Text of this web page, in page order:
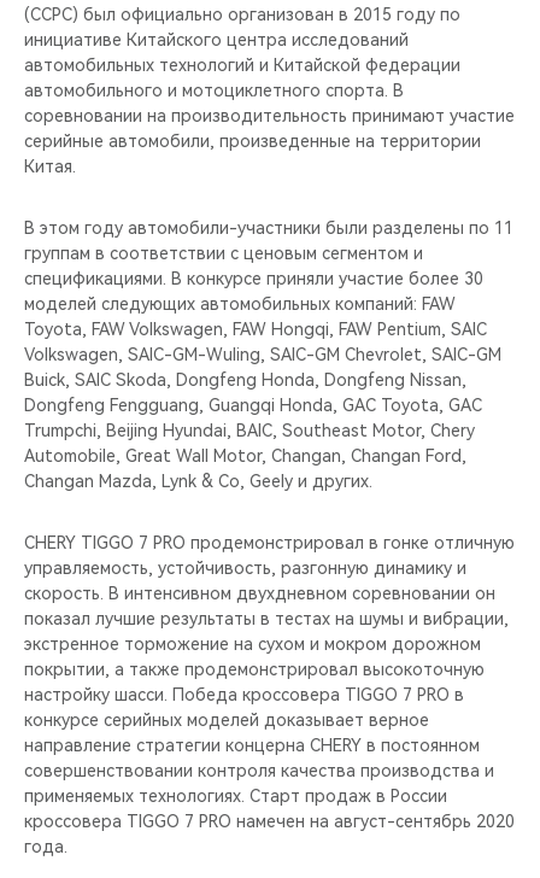
CHERY REMOTE
НАШИ МЕРОПРИЯТИЯ
ВИДЕООБЗОРЫ
CHERY ДЛЯ ДЕТЕЙ
(CCPC) был официально организован в 2015 году по
инициативе Китайского центра исследований
автомобильных технологий и Китайской федерации
автомобильного и мотоциклетного спорта. В
соревновании на производительность принимают участие
серийные автомобили, произведенные на территории
Китая.
В этом году автомобили-участники были разделены по 11
группам в соответствии с ценовым сегментом и
спецификациями. В конкурсе приняли участие более 30
моделей следующих автомобильных компаний: FAW
Toyota, FAW Volkswagen, FAW Hongqi, FAW Pentium, SAIC
Volkswagen, SAIC-GM-Wuling, SAIC-GM Chevrolet, SAIC-GM
Buick, SAIC Skoda, Dongfeng Honda, Dongfeng Nissan,
Dongfeng Fengguang, Guangqi Honda, GAC Toyota, GAC
Trumpchi, Beijing Hyundai, BAIC, Southeast Motor, Chery
Automobile, Great Wall Motor, Changan, Changan Ford,
Changan Mazda, Lynk & Co, Geely и других.
СHERY TIGGO 7 PRO продемонстрировал в гонке отличную
управляемость, устойчивость, разгонную динамику и
скорость. В интенсивном двухдневном соревновании он
показал лучшие результаты в тестах на шумы и вибрации,
экстренное торможение на сухом и мокром дорожном
покрытии, а также продемонстрировал высокоточную
настройку шасси. Победа кроссовера TIGGO 7 PRO в
конкурсе серийных моделей доказывает верное
направление стратегии концерна CHERY в постоянном
совершенствовании контроля качества производства и
применяемых технологиях. Старт продаж в России
кроссовера TIGGO 7 PRO намечен на август-сентябрь 2020
года.